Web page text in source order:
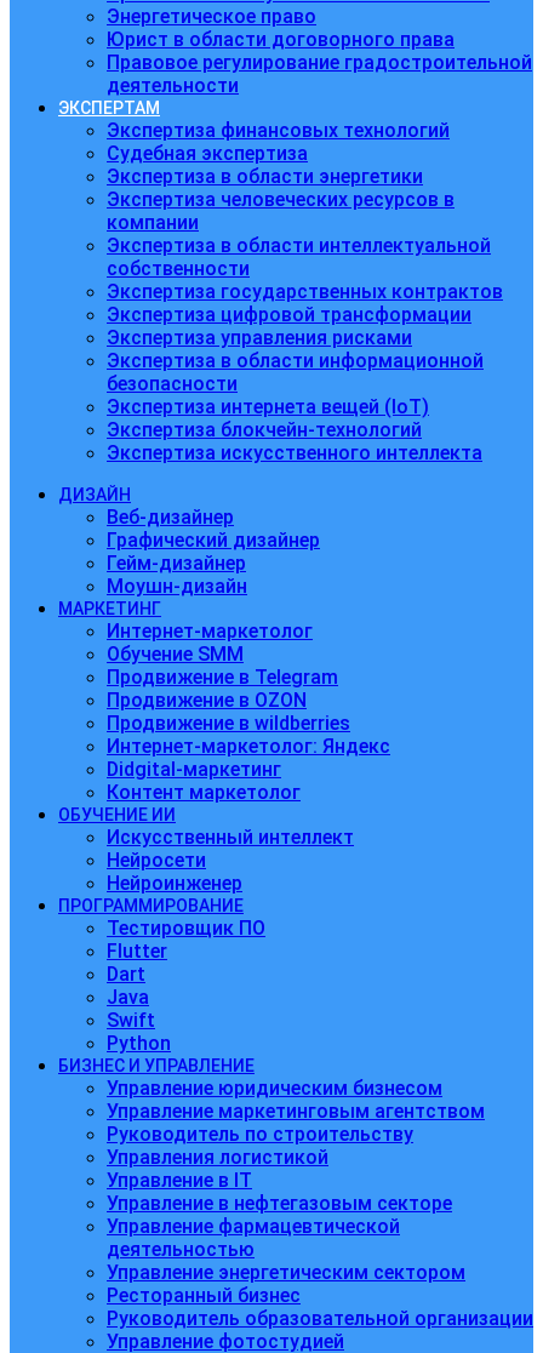
Энергетическое право
Юрист в области договорного права
Правовое регулирование градостроительной
деятельности
ЭКСПЕРТАМ
Экспертиза финансовых технологий
Судебная экспертиза
Экспертиза в области энергетики
Экспертиза человеческих ресурсов в
компании
Экспертиза в области интеллектуальной
собственности
Экспертиза государственных контрактов
Экспертиза цифровой трансформации
Экспертиза управления рисками
Экспертиза в области информационной
безопасности
Экспертиза интернета вещей (IoT)
Экспертиза блокчейн-технологий
Экспертиза искусственного интеллекта
ДИЗАЙН
Веб-дизайнер
Графический дизайнер
Гейм-дизайнер
Моушн-дизайн
МАРКЕТИНГ
Интернет-маркетолог
Обучение SMM
Продвижение в Telegram
Продвижение в OZON
Продвижение в wildberries
Интернет-маркетолог: Яндекс
Didgital-маркетинг
Контент маркетолог
ОБУЧЕНИЕ ИИ
Искусственный интеллект
Нейросети
Нейроинженер
ПРОГРАММИРОВАНИЕ
Тестировщик ПО
Flutter
Dart
Java
Swift
Python
БИЗНЕС И УПРАВЛЕНИЕ
Управление юридическим бизнесом
Управление маркетинговым агентством
Руководитель по строительству
Управления логистикой
Управление в IT
Управление в нефтегазовым секторе
Управление фармацевтической
деятельностью
Управление энергетическим сектором
Ресторанный бизнес
Руководитель образовательной организации
Управление фотостудией